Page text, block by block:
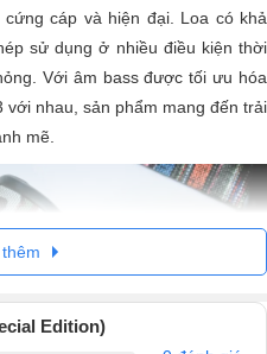
cáp và hiện đại. Loa có khả
sử dụng ở nhiều điều kiện thời
Với âm bass được tối ưu hóa
nhau, sản phẩm mang đến trải
mẽ.
Edition)